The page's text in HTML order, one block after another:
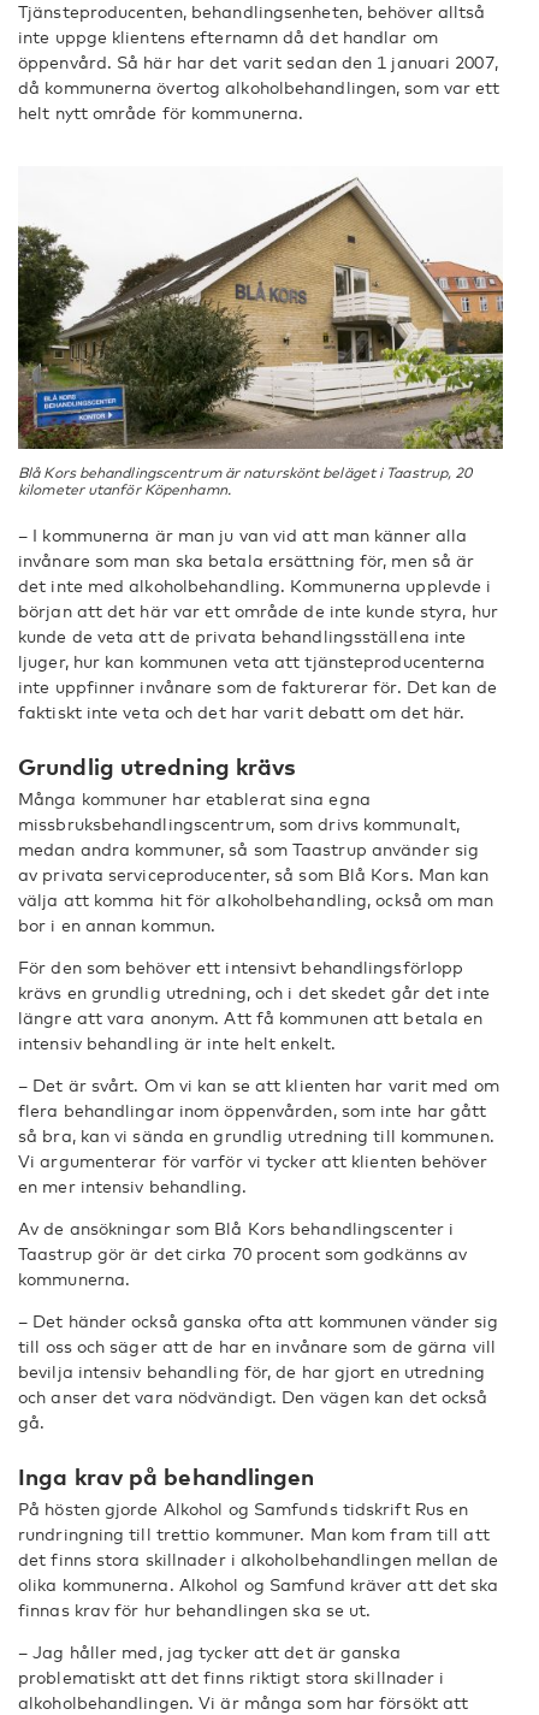
Tjänsteproducenten, behandlingsenheten, behöver alltså
inte uppge klientens efternamn då det handlar om
öppenvård. Så här har det varit sedan den 1 januari 2007,
då kommunerna övertog alkoholbehandlingen, som var ett
helt nytt område för kommunerna.
Blå Kors behandlingscentrum är naturskönt beläget i Taastrup, 20
kilometer utanför Köpenhamn.
– I kommunerna är man ju van vid att man känner alla
invånare som man ska betala ersättning för, men så är
det inte med alkoholbehandling. Kommunerna upplevde i
början att det här var ett område de inte kunde styra, hur
kunde de veta att de privata behandlingsställena inte
ljuger, hur kan kommunen veta att tjänsteproducenterna
inte uppfinner invånare som de fakturerar för. Det kan de
faktiskt inte veta och det har varit debatt om det här.
Grundlig utredning krävs
Många kommuner har etablerat sina egna
missbruksbehandlingscentrum, som drivs kommunalt,
medan andra kommuner, så som Taastrup använder sig
av privata serviceproducenter, så som Blå Kors. Man kan
välja att komma hit för alkoholbehandling, också om man
bor i en annan kommun.
För den som behöver ett intensivt behandlingsförlopp
krävs en grundlig utredning, och i det skedet går det inte
längre att vara anonym. Att få kommunen att betala en
intensiv behandling är inte helt enkelt.
– Det är svårt. Om vi kan se att klienten har varit med om
flera behandlingar inom öppenvården, som inte har gått
så bra, kan vi sända en grundlig utredning till kommunen.
Vi argumenterar för varför vi tycker att klienten behöver
en mer intensiv behandling.
Av de ansökningar som Blå Kors behandlingscenter i
Taastrup gör är det cirka 70 procent som godkänns av
kommunerna.
– Det händer också ganska ofta att kommunen vänder sig
till oss och säger att de har en invånare som de gärna vill
bevilja intensiv behandling för, de har gjort en utredning
och anser det vara nödvändigt. Den vägen kan det också
gå.
Inga krav på behandlingen
På hösten gjorde Alkohol og Samfunds tidskrift Rus en
rundringning till trettio kommuner. Man kom fram till att
det finns stora skillnader i alkoholbehandlingen mellan de
olika kommunerna. Alkohol og Samfund kräver att det ska
finnas krav för hur behandlingen ska se ut.
– Jag håller med, jag tycker att det är ganska
problematiskt att det finns riktigt stora skillnader i
alkoholbehandlingen. Vi är många som har försökt att